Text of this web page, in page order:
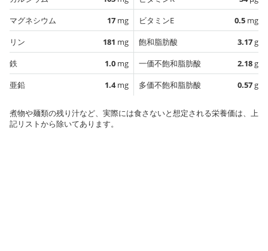
マグネシウム
17 mg
リン
181 mg
鉄
1.0 mg
亜鉛
1.4mg
ビタミンE
0.5 mg
飽和脂肪酸
3.17g
一価不飽和脂肪酸
2.18g
多価不飽和脂肪酸
0.57g
煮物や麺類の残り汁など、実際には食さないと想定される栄養価は、上
記リストから除いてあります。